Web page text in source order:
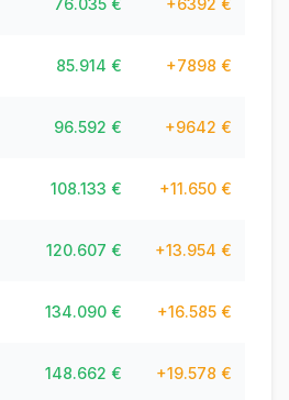
76.035 € +6392 €
85.914 € +7898 €
96.592 € +9642 €
108.133 € +11.650 €
120.607 € +13.954 €
134.090 € +16.585 €
148.662 € +19.578 €